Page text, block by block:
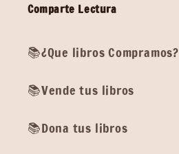
Comparte Lectura
📚¿Que libros Compramos?
📚Vende tus libros
📚Dona tus libros